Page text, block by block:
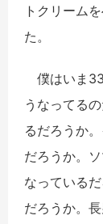
トクリーム
た。
僕はいま
うなってる
るだろうか
だろうか。
なっている
だろうか。